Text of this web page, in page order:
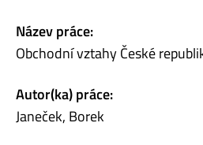
Název práce:
Obchodní vztahy České
Autor(ka) práce:
Janeček, Borek